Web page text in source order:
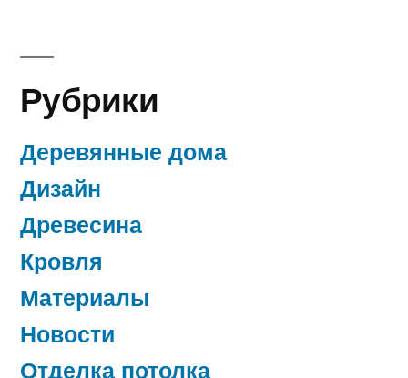
Рубрики
Деревянные дома
Дизайн
Древесина
Кровля
Материалы
Новости
Отделка потолка